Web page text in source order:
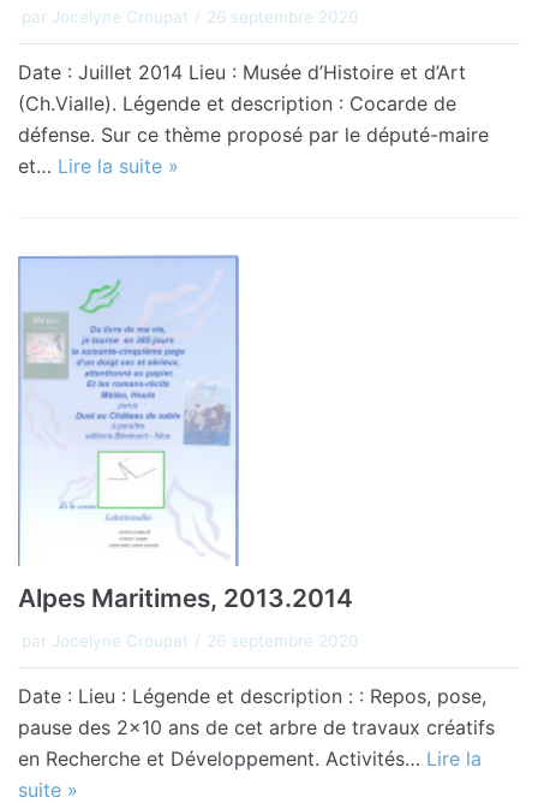
par Jocelyne Croupat 26 septembre 2020
Date : Juillet 2014 Lieu : Musée d’Histoire et d’Art
(Ch.Vialle). Légende et description : Cocarde de
défense. Sur ce thème proposé par le député-maire
et… Lire la suite »
Alpes Maritimes, 2013.2014
par Jocelyne Croupat 26 septembre 2020
Date : Lieu : Légende et description : : Repos, pose,
pause des 2×10 ans de cet arbre de travaux créatifs
en Recherche et Développement. Activités… Lire la
suite »